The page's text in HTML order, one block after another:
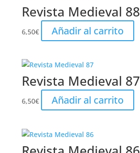
Revista Medieval 88
6,50€ Añadir al carrito
Revista Medieval 87
6,50€ Añadir al carrito